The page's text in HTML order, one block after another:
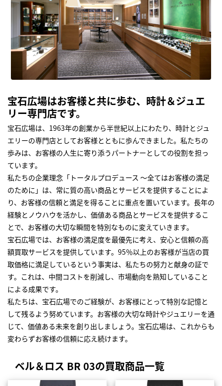
宝石広場はお客様と共に歩む、時計＆ジュエ
リー専門店です。
宝石広場は、1963年の創業から半世紀以上にわたり、時計とジュ
エリーの専門店としてお客様とともに歩んできました。私たちの
歩みは、お客様の人生に寄り添うパートナーとしての役割を担っ
ています。
私たちの企業理念「トータルプロデュース ～全てはお客様の満足
のために」は、常に質の高い商品とサービスを提供することによ
り、お客様の信頼と満足を得ることに重点を置いています。長年の
経験とノウハウを活かし、価値ある商品とサービスを提供するこ
とで、お客様の大切な瞬間を特別なものに変えていきます。
宝石広場では、お客様の満足度を最優先に考え、安心と信頼の高
額買取サービスを提供しています。95％以上のお客様が当店の買
取価格に満足しているという事実は、私たちの努力と献身の証で
す。これは、中間コストを削減し、市場動向を熟知していること
による成果です。
私たちは、宝石広場でのご経験が、お客様にとって特別な記憶と
して残るよう努めています。お客様の大切な時計やジュエリーを通
じて、価値ある未来を創り出しましょう。宝石広場は、これからも
変わらずお客様の信頼に応え続けます。
ベル＆ロス BR 03の買取商品一覧